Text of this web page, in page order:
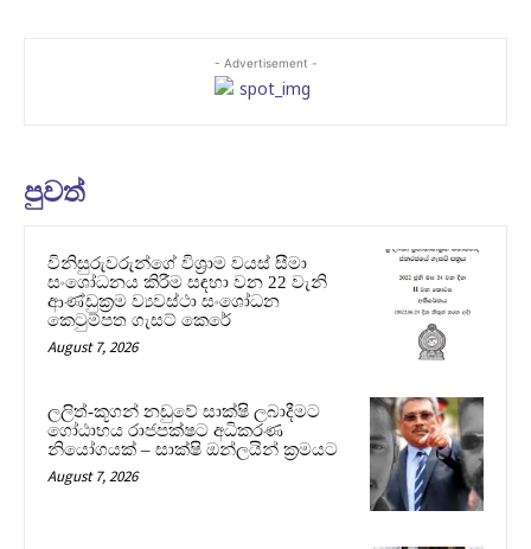
- Advertisement -
පුවත්
විනිසුරුවරුන්ගේ විශ්‍රාම වයස් සීමා
සංශෝධනය කිරීම සඳහා වන 22 වැනි
ආණ්ඩුක්‍රම ව්‍යවස්ථා සංශෝධන
කෙටුම්පත ගැසට් කෙරේ
August 7, 2026
ලලිත්-කූගන් නඩුවේ සාක්ෂි ලබාදීමට
ගෝඨාභය රාජපක්ෂට අධිකරණ
නියෝගයක් – සාක්ෂි ඔන්ලයින් ක්‍රමයට
August 7, 2026